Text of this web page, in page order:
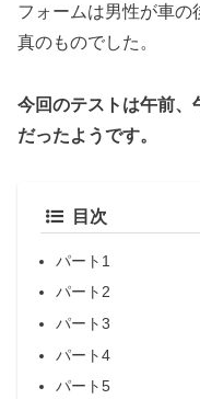
フォームは男性が車の
真のものでした。
今回のテストは午前、
だったようです。
目次
パート1
パート2
パート3
パート4
パート5